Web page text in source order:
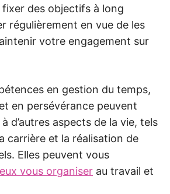
fixer des objectifs à long
régulièrement en vue de les
votre engagement sur
en gestion du temps,
en persévérance peuvent
d’autres aspects de la vie, tels
carrière et la réalisation de
Elles peuvent vous
vous organiser au travail et